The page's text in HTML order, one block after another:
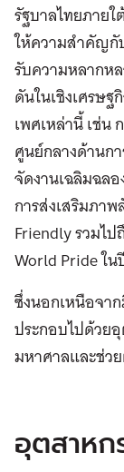
รัฐบาลไทยภายใ
ให้ความสำคัญกั
รับความหลากห
ดันในเชิงเศรษ
เพศเหล่านี้ เช่น
ศูนย์กลางด้านก
จัดงานเฉลิมฉล
การส่งเสริมภา
Friendly รวมไป
World Pride ใ
ซึ่งนอกเหนือจา
ประกอบไปด้วย
มหาศาลและช่ว
อุตสาหก